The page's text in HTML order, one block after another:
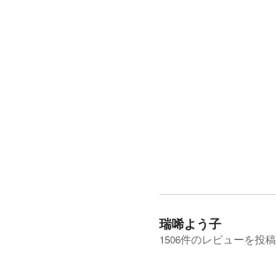
瑞唏よう子
1506件のレビューを投稿